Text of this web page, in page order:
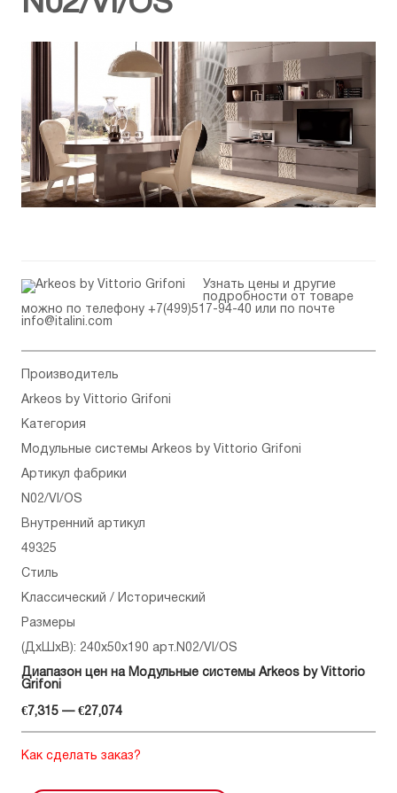
Узнать цены и другие
подробности от товаре
можно по телефону +7(499)517-94-40 или по почте
info@italini.com
Производитель
Arkeos by Vittorio Grifoni
Категория
Модульные системы Arkeos by Vittorio Grifoni
Артикул фабрики
N02/VI/OS
Внутренний артикул
49325
Стиль
Классический / Исторический
Размеры
(ДхШхВ): 240x50x190 арт.N02/VI/OS
Диапазон цен на Модульные системы Arkeos by Vittorio
Grifoni
€7,315 — €27,074
Как сделать заказ?